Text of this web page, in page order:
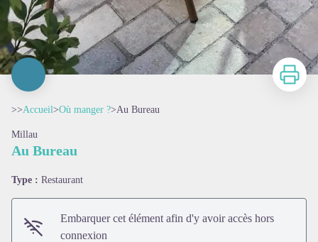
Imprimer
>>Accueil>Où manger ?>Au Bureau
Millau
Au Bureau
Type : Restaurant
Embarquer cet élément afin d'y avoir accès hors
connexion